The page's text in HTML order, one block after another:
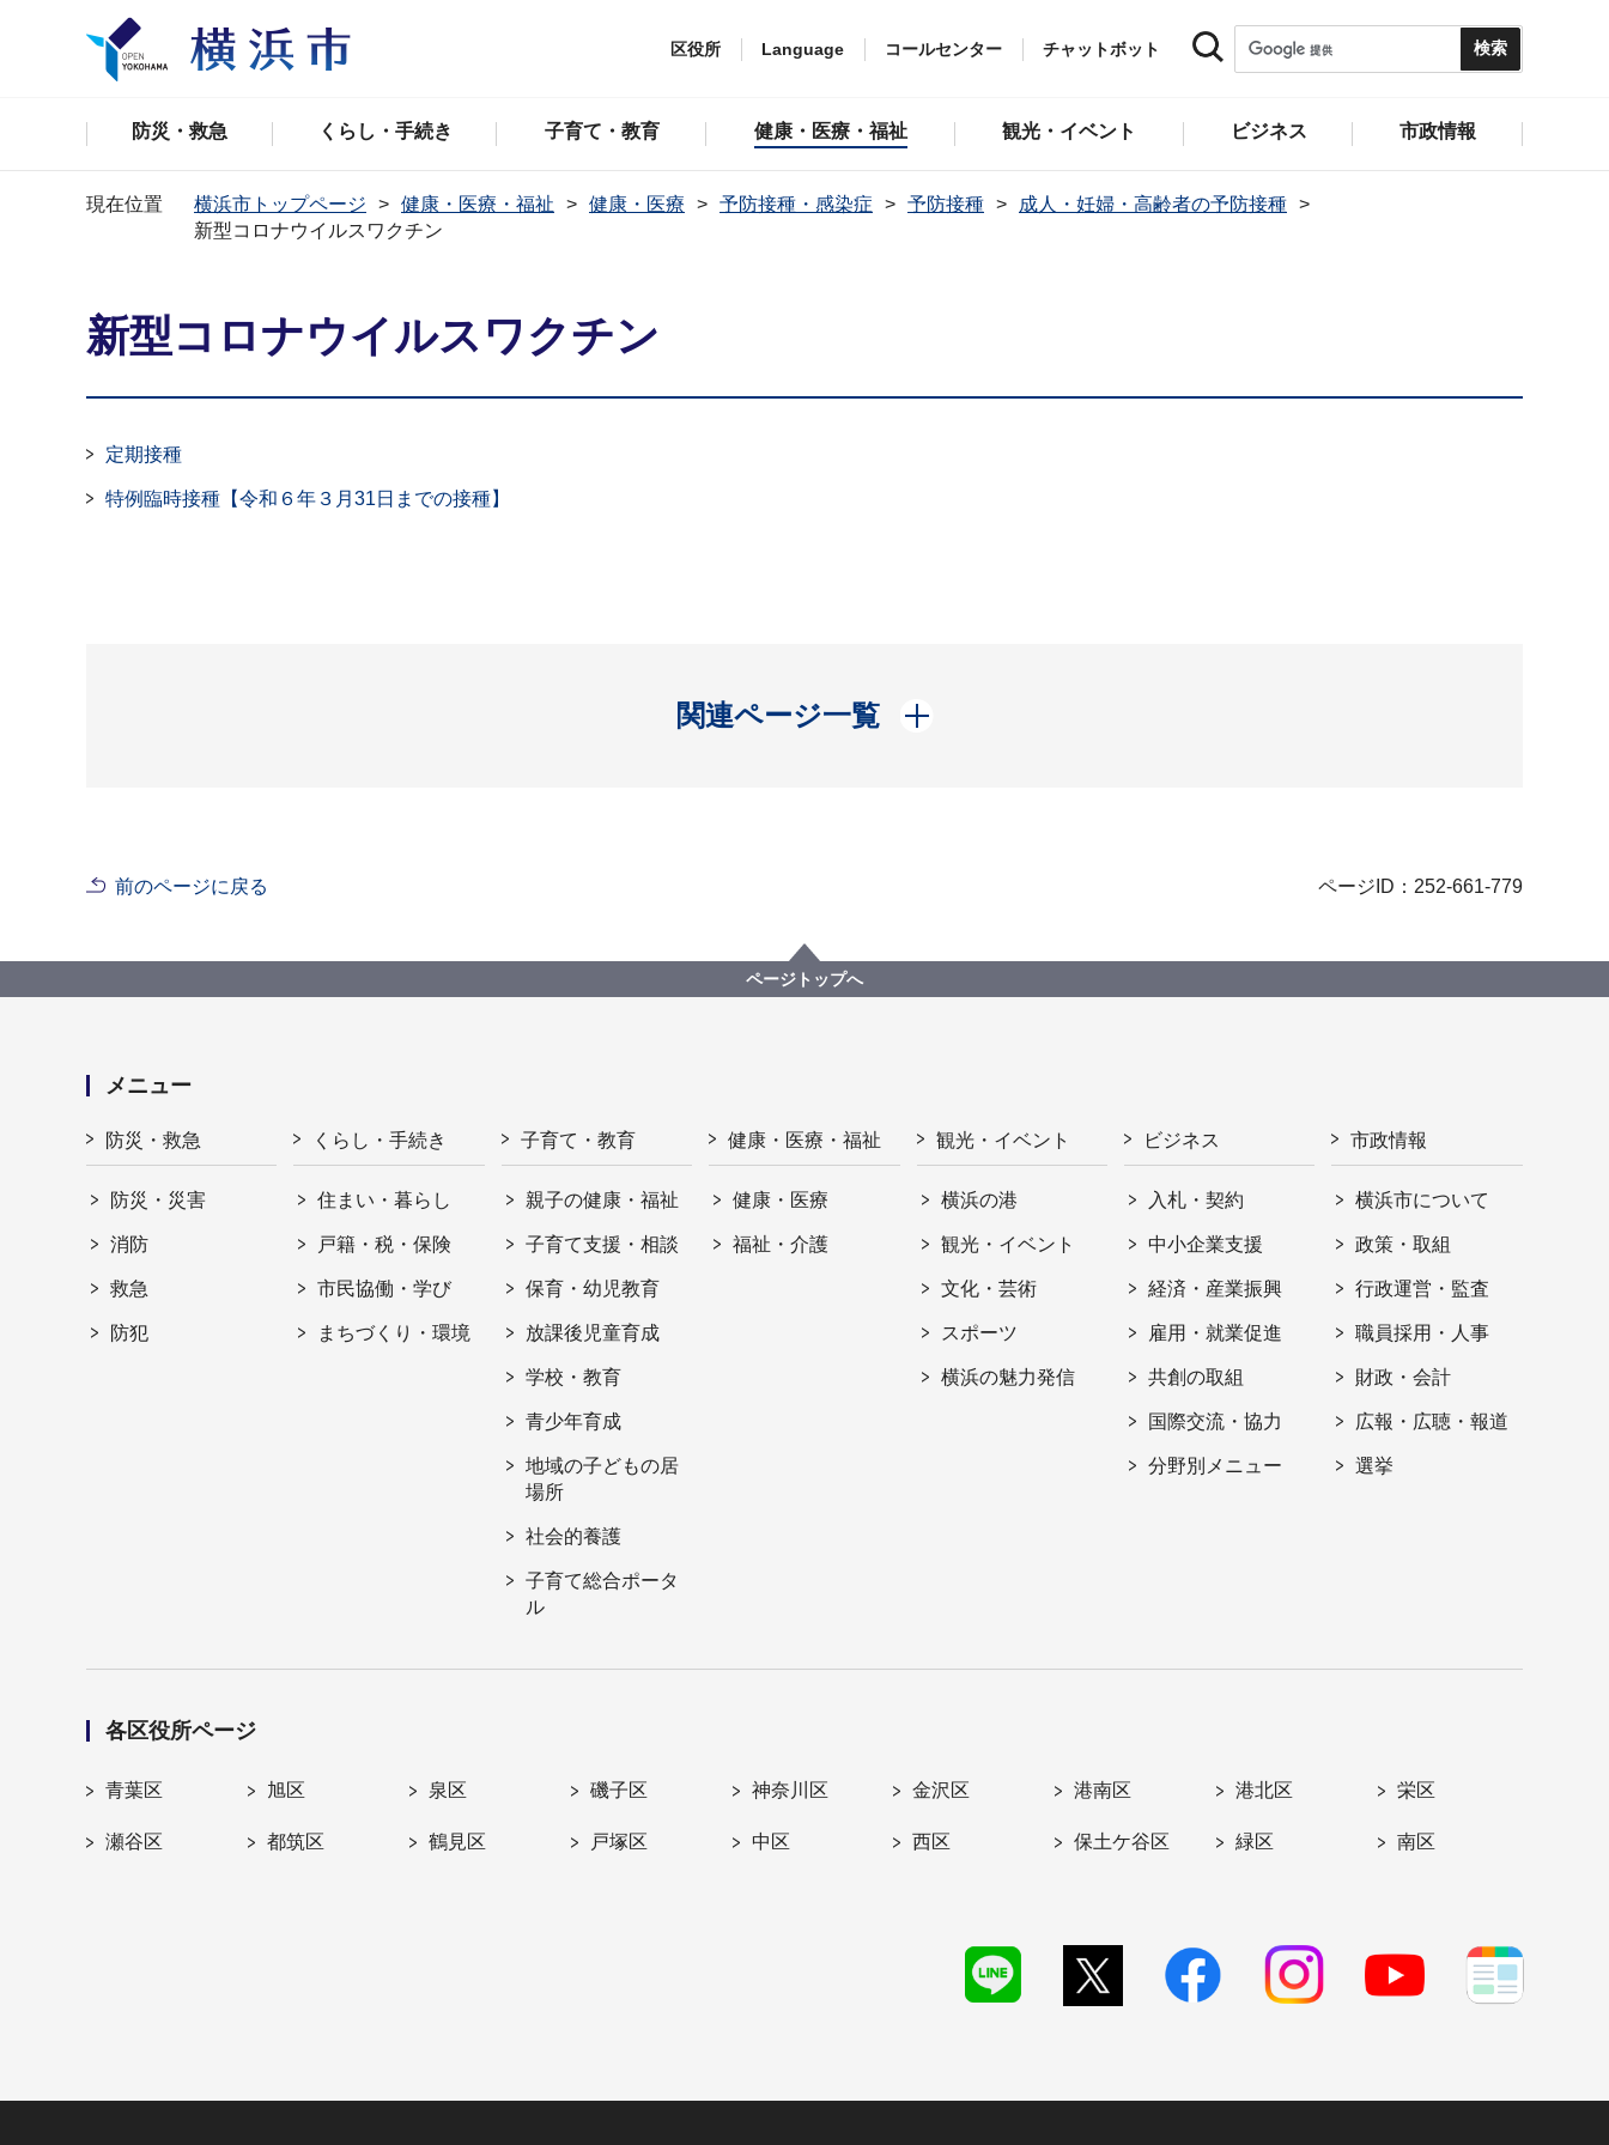
区役所 Language コールセンター チャットボット
防災・救急 くらし・手続き 子育て・教育 健康・医療・福祉 観光・イベント ビジネス 市政情報
現在位置 横浜市トップページ 健康・医療・福祉 健康・医療 予防接種・感染症 予防接種
成人・妊婦・高齢者の予防接種
新型コロナウイルスワクチン
新型コロナウイルスワクチン
定期接種
特例臨時接種【令和６年３月31日までの接種】
関連ページ一覧
開く
前のページに戻る ページID：252-661-779
ページトップへ
メニュー
防災・救急
防災・災害
消防
救急
防犯
くらし・手続き
住まい・暮らし
戸籍・税・保険
市民協働・学び
まちづくり・環境
子育て・教育
親子の健康・福祉
子育て支援・相談
保育・幼児教育
放課後児童育成
学校・教育
青少年育成
地域の子どもの居
場所
社会的養護
子育て総合ポータ
ル
健康・医療・福祉
健康・医療
福祉・介護
観光・イベント
横浜の港
観光・イベント
文化・芸術
スポーツ
横浜の魅力発信
ビジネス
入札・契約
中小企業支援
経済・産業振興
雇用・就業促進
共創の取組
国際交流・協力
分野別メニュー
市政情報
横浜市について
政策・取組
行政運営・監査
職員採用・人事
財政・会計
広報・広聴・報道
選挙
各区役所ページ
青葉区 旭区 泉区 磯子区 神奈川区 金沢区 港南区 港北区 栄区
瀬谷区 都筑区 鶴見区 戸塚区 中区 西区 保土ケ谷区 緑区 南区